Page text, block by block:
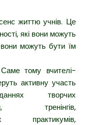
життю учнів. Це
які вони можуть
можуть бути їм
тому вчителі-
активну участь
творчих
тренінгів,
практикумів,